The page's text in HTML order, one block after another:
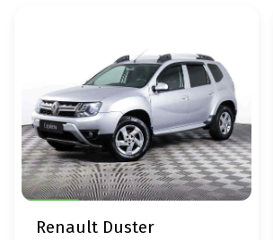
Renault Duster